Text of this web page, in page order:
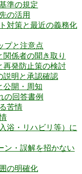
準の規定
の活用
対策と最近の義務化
プと注意点
関係者の聞き取り
再発防止策の検討
説明と承認確認
公開・周知
の回答書例
苦情
浴・リハビリ等）に
ン・誤解を招かない
の明確化